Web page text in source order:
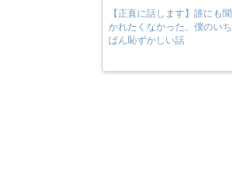
【正直に話します】誰にも聞
かれたくなかった、僕のいち
ばん恥ずかしい話